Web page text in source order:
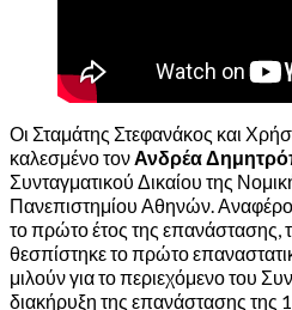
Οι Σταμάτης Στεφανάκος και
καλεσμένο τον Ανδρέα
Συνταγματικού Δικαίου της
Πανεπιστημίου Αθηνών.
το πρώτο έτος της επανάστασης,
θεσπίστηκε το πρώτο
μιλούν για το περιεχόμενο του
διακήρυξη της επανάστασης της